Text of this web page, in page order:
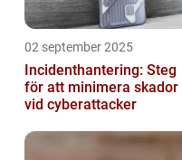
02 september 2025
Incidenthantering: Steg
för att minimera skador
vid cyberattacker